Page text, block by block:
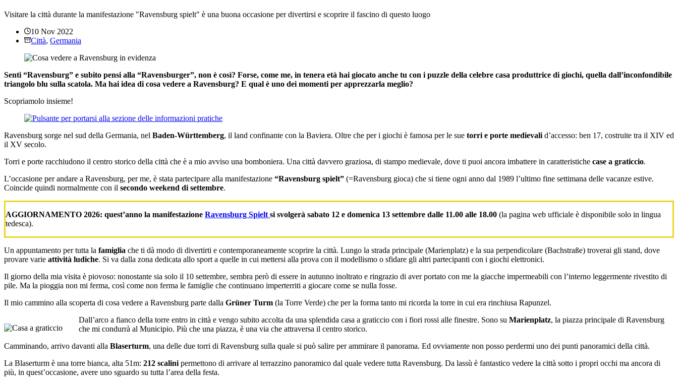
Visitare la città durante la manifestazione "Ravensburg spielt" è una buona occasione per divertirsi e scoprire il fascino di questo luogo
10 Nov 2022
Città, Germania
Senti “Ravensburg” e subito pensi alla “Ravensburger”, non è così? Forse, come me, in tenera età hai giocato anche tu con i puzzle della celebre casa produttrice di giochi, quella dall’inconfondibile
triangolo blu sulla scatola. Ma hai idea di cosa vedere a Ravensburg? E qual è uno dei momenti per apprezzarla meglio?
Scopriamolo insieme!
Ravensburg sorge nel sud della Germania, nel Baden-Württemberg, il land confinante con la Baviera. Oltre che per i giochi è famosa per le sue torri e porte medievali d’accesso: ben 17, costruite tra il XIV ed
il XV secolo.
Torri e porte racchiudono il centro storico della città che è a mio avviso una bomboniera. Una città davvero graziosa, di stampo medievale, dove ti puoi ancora imbattere in caratteristiche case a graticcio.
L’occasione per andare a Ravensburg, per me, è stata partecipare alla manifestazione “Ravensburg spielt” (=Ravensburg gioca) che si tiene ogni anno dal 1989 l’ultimo fine settimana delle vacanze estive.
Coincide quindi normalmente con il secondo weekend di settembre.
AGGIORNAMENTO 2026: quest’anno la manifestazione Ravensburg Spielt si svolgerà sabato 12 e domenica 13 settembre dalle 11.00 alle 18.00 (la pagina web ufficiale è disponibile solo in lingua
tedesca).
Un appuntamento per tutta la famiglia che ti dà modo di divertirti e contemporaneamente scoprire la città. Lungo la strada principale (Marienplatz) e la sua perpendicolare (Bachstraße) troverai gli stand, dove
provare varie attività ludiche. Si va dalla zona dedicata allo sport a quelle in cui mettersi alla prova con il modellismo o sfidare gli altri partecipanti con i giochi elettronici.
Il giorno della mia visita è piovoso: nonostante sia solo il 10 settembre, sembra però di essere in autunno inoltrato e ringrazio di aver portato con me la giacche impermeabili con l’interno leggermente rivestito di
pile. Ma la pioggia non mi ferma, così come non ferma le famiglie che continuano imperterriti a giocare come se nulla fosse.
Il mio cammino alla scoperta di cosa vedere a Ravensburg parte dalla Grüner Turm (la Torre Verde) che per la forma tanto mi ricorda la torre in cui era rinchiusa Rapunzel.
Dall’arco a fianco della torre entro in città e vengo subito accolta da una splendida casa a graticcio con i fiori rossi alle finestre. Sono su Marienplatz, la piazza principale di Ravensburg
che mi condurrà al Municipio. Più che una piazza, è una via che attraversa il centro storico.
Camminando, arrivo davanti alla Blaserturm, una delle due torri di Ravensburg sulla quale si può salire per ammirare il panorama. Ed ovviamente non posso perdermi uno dei punti panoramici della città.
La Blaserturm è una torre bianca, alta 51m: 212 scalini permettono di arrivare al terrazzino panoramico dal quale vedere tutta Ravensburg. Da lassù è fantastico vedere la città sotto i propri occhi ma ancora di
più, in quest’occasione, avere uno sguardo su tutta l’area della festa.